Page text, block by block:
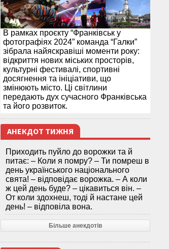
В рамках проєкту “Франківськ у
фотографіях 2024” команда “Галки”
зібрала найяскравіші моменти року:
відкриття нових міських просторів,
культурні фестивалі, спортивні
досягнення та ініціативи, що
змінюють місто. Ці світлини
передають дух сучасного Франківська
та його розвиток.
АНЕКДОТ ТИЖНЯ
Приходить пуйло до ворожки та й
питає: – Коли я помру? – Ти помреш в
день українського національного
свята! – відповідає ворожка. – А коли
ж цей день буде? – цікавиться він. –
От коли здохнеш, тоді й настане цей
день! – відповіла вона.
Більше анекдотів